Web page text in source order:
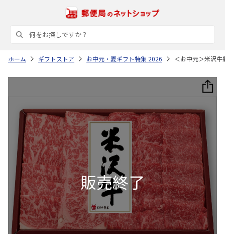
ホーム ギフトストア お中元・夏ギフト特集 2026 ＜お中元＞米沢